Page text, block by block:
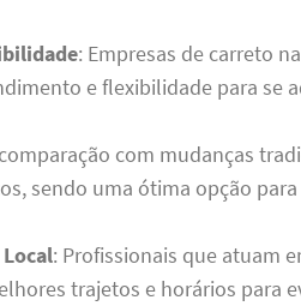
: Empresas de carreto
e flexibilidade para se
com mudanças
sendo uma ótima opção
: Profissionais que atuam
trajetos e horários para